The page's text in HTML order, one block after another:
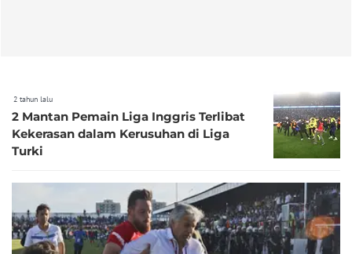
2 tahun lalu
2 Mantan Pemain Liga Inggris Terlibat
Kekerasan dalam Kerusuhan di Liga
Turki